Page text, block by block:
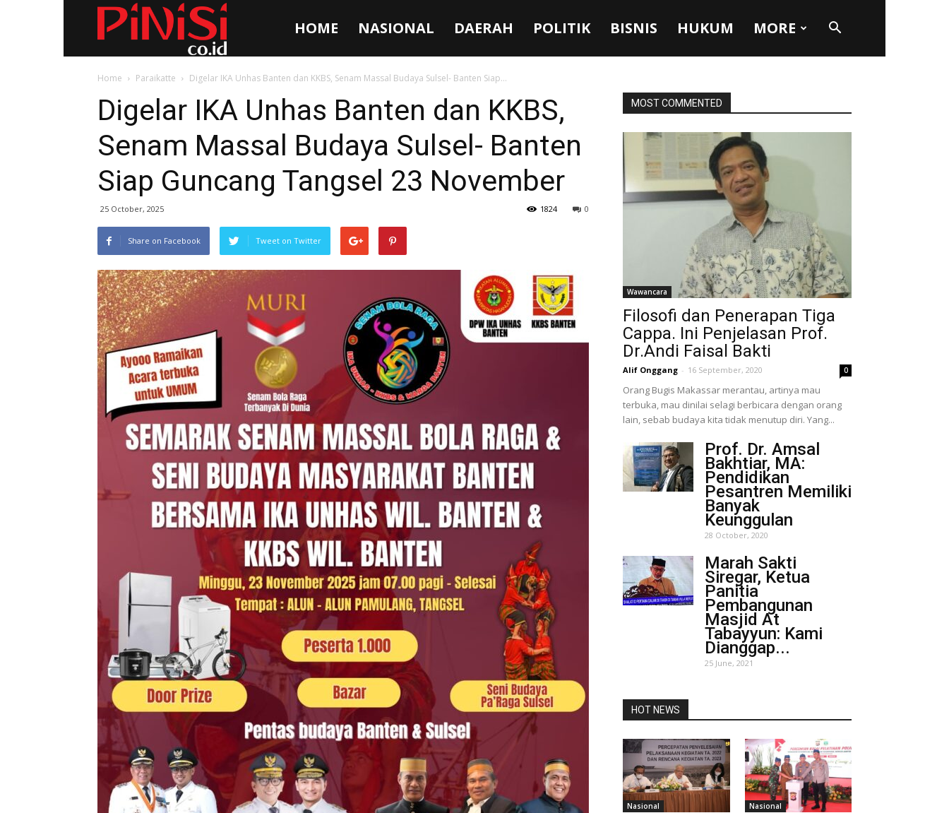
HOME NASIONAL DAERAH POLITIK BISNIS HUKUM MORE
Home Paraikatte Digelar IKA Unhas Banten dan KKBS, Senam Massal Budaya Sulsel- Banten Siap...
Digelar IKA Unhas Banten dan KKBS,
Senam Massal Budaya Sulsel- Banten
Siap Guncang Tangsel 23 November
25 October, 2025 0
1824
Share on Facebook Tweet on Twitter
MOST COMMENTED
Wawancara
Filosofi dan Penerapan Tiga
Cappa. Ini Penjelasan Prof.
Dr.Andi Faisal Bakti
Alif Onggang - 16 September, 2020 0
Orang Bugis Makassar merantau, artinya mau
terbuka, mau dinilai selagi berbicara dengan orang
lain, sebab budaya kita tidak menutup diri. Yang...
Prof. Dr. Amsal
Bakhtiar, MA:
Pendidikan
Pesantren Memiliki
Banyak
Keunggulan
28 October, 2020
Marah Sakti
Siregar, Ketua
Panitia
Pembangunan
Masjid At
Tabayyun: Kami
Dianggap...
25 June, 2021
HOT NEWS
Nasional Nasional